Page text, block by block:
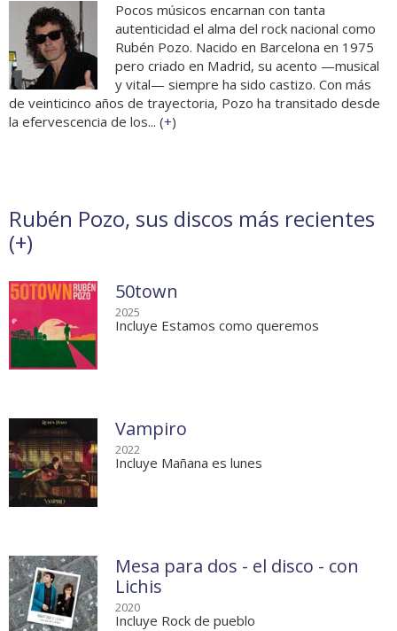
Pocos músicos encarnan con tanta
autenticidad el alma del rock nacional como
Rubén Pozo. Nacido en Barcelona en 1975
pero criado en Madrid, su acento —musical
y vital— siempre ha sido castizo. Con más
de veinticinco años de trayectoria, Pozo ha transitado desde
la efervescencia de los... (+)
Rubén Pozo, sus discos más recientes
(+)
50town
2025
Incluye Estamos como queremos
Vampiro
2022
Incluye Mañana es lunes
Mesa para dos - el disco - con
Lichis
2020
Incluye Rock de pueblo